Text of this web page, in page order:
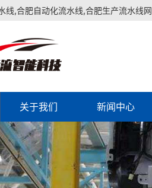
线,合肥自动化流水线,合肥生产流水线网
关于我们 新闻中心